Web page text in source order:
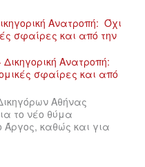
Ανατροπή: Όχι
σφαίρες και από την
Αθήνας
το νέο θύμα
Άργος, καθώς και για